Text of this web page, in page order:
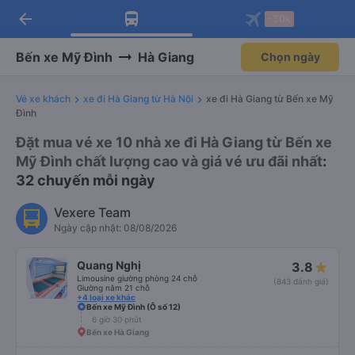
Tải app Vexere ngay!
Nhận ưu đãi thành viên độc
Mở app
Tải app Vexere
-30k/ghế khi đặt vé máy bay qua
Mở app
arrow_back
Bến xe Mỹ Đình Hà Giang Chọn ngày
Vé xe khách xe đi Hà Giang từ Hà Nội
xe đi Hà Giang từ Bến xe Mỹ
Đình
Đặt mua vé xe 10 nhà xe đi Hà Giang từ Bến xe
Mỹ Đình chất lượng cao và giá vé ưu đãi nhất:
32 chuyến mỗi ngày
Vexere Team
Ngày cập nhật: 08/08/2026
Quang Nghị
Limousine giường phòng 24 chỗ
Giường nằm 21 chỗ
+4 loại xe khác
3.8
(843 đánh giá)
Bến xe Mỹ Đình (Ô số 12)
6 giờ 30 phút
Bến xe Hà Giang